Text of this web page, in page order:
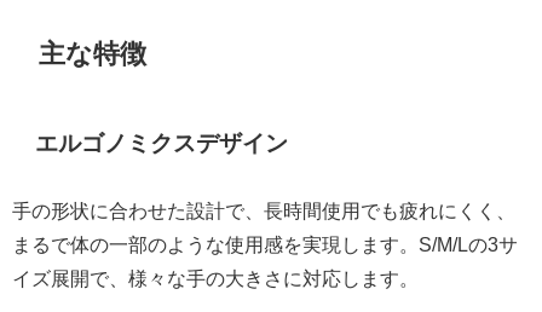
主な特徴
エルゴノミクスデザイン
手の形状に合わせた設計で、長時間使用でも疲れにくく、
まるで体の一部のような使用感を実現します。S/M/Lの3サ
イズ展開で、様々な手の大きさに対応します。